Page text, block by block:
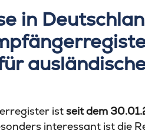
in
istseit dem
interessant ist die